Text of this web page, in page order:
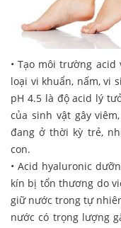
• Tạo môi trường
loại vi khuẩn, nấm, vi
pH 4.5 là độ acid lý
của sinh vật gây
đang ở thời kỳ trẻ,
con.
• Acid hyaluronic
kín bị tổn thương do
giữ nước trong tự
nước có trọng lượng